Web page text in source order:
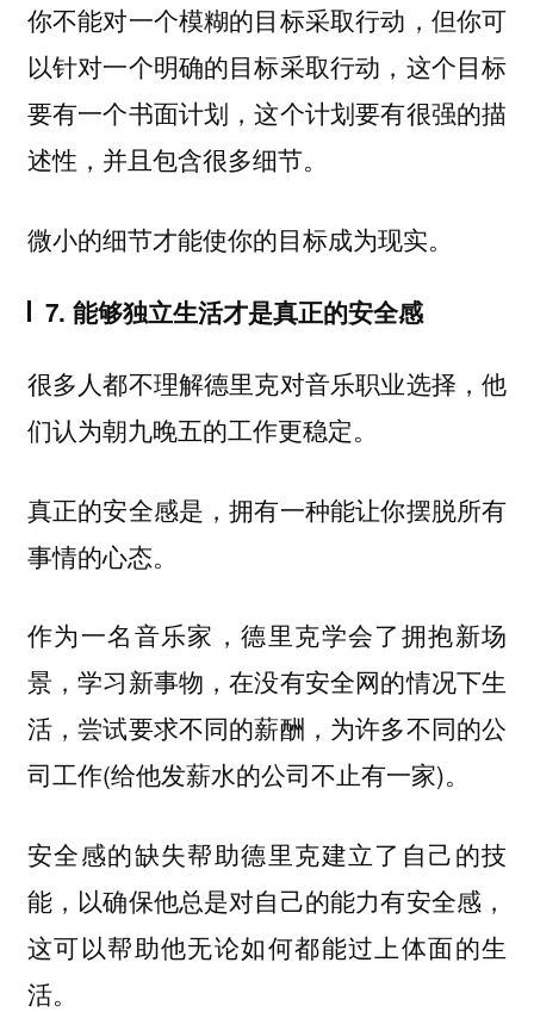
你不能对一个模糊的目标采取行动，但你可
以针对一个明确的目标采取行动，这个目标
要有一个书面计划，这个计划要有很强的描
述性，并且包含很多细节。
微小的细节才能使你的目标成为现实。
7. 能够独立生活才是真正的安全感
很多人都不理解德里克对音乐职业选择，他
们认为朝九晚五的工作更稳定。
真正的安全感是，拥有一种能让你摆脱所有
事情的心态。
作为一名音乐家，德里克学会了拥抱新场
景，学习新事物，在没有安全网的情况下生
活，尝试要求不同的薪酬，为许多不同的公
司工作(给他发薪水的公司不止有一家)。
安全感的缺失帮助德里克建立了自己的技
能，以确保他总是对自己的能力有安全感，
这可以帮助他无论如何都能过上体面的生
活。